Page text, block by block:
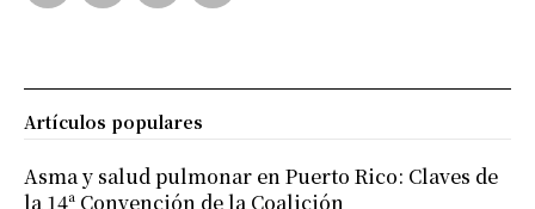
Artículos populares
Asma y salud pulmonar en Puerto Rico: Claves de
la 14ª Convención de la Coalición